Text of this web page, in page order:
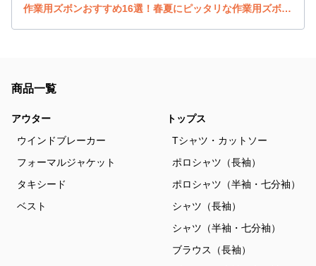
作業用ズボンおすすめ16選！春夏にピッタリな作業用ズボンや選び方も紹介！
商品一覧
アウター
ウインドブレーカー
フォーマルジャケット
タキシード
ベスト
トップス
Tシャツ・カットソー
ポロシャツ（長袖）
ポロシャツ（半袖・七分袖）
シャツ（長袖）
シャツ（半袖・七分袖）
ブラウス（長袖）